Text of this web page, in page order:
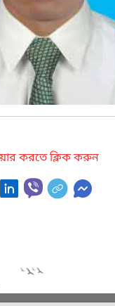
করতে ক্লিক করুন